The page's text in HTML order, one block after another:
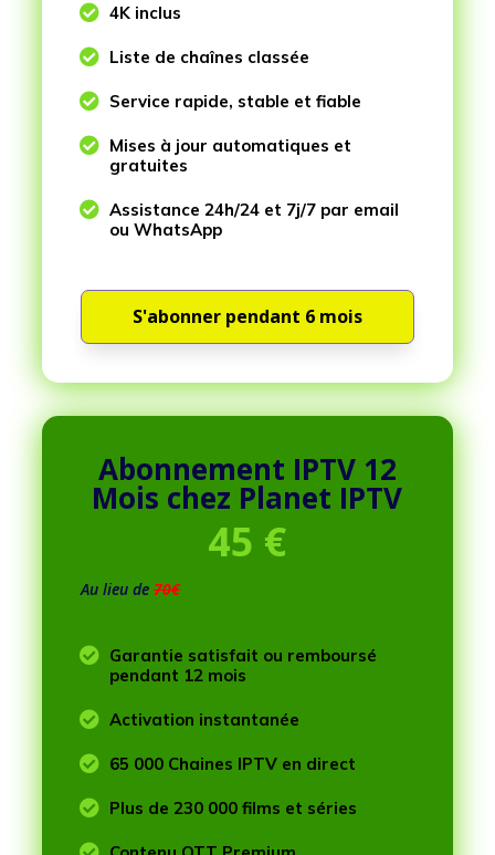
 4K inclus
 Liste de chaînes classée
 Service rapide, stable et fiable
 Mises à jour automatiques et
gratuites
 Assistance 24h/24 et 7j/7 par email
ou WhatsApp
S'abonner pendant 6 mois
Abonnement IPTV 12
Mois chez Planet IPTV
45 €
Au lieu de70€
 Garantie satisfait ou remboursé
pendant 12 mois
 Activation instantanée
 65 000 Chaines IPTV en direct
 Plus de 230 000 films et séries